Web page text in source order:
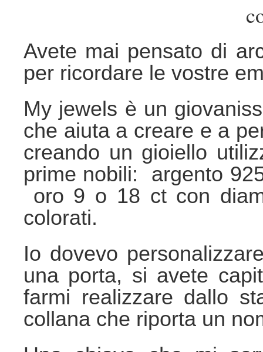
Avete mai pensato di
per ricordare le vostre
My jewels è un
che aiuta a creare e a
creando un gioiello
prime nobili:
argento
oro 9 o 18 ct con
colorati.
Io dovevo
una porta, si avete
farmi realizzare dallo
collana che riporta un